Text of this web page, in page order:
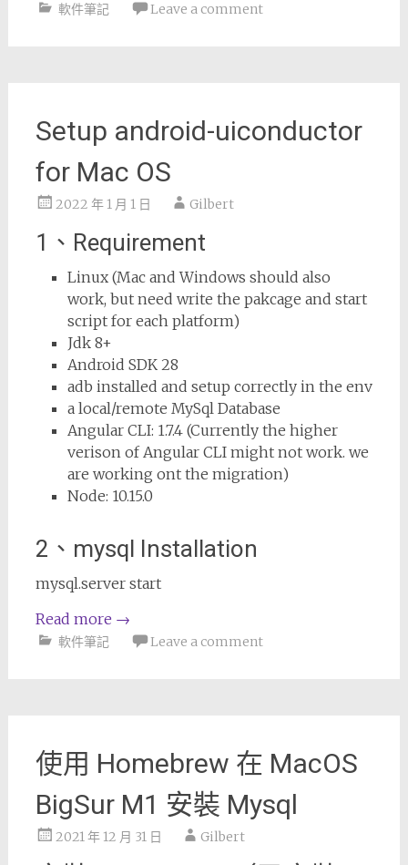
軟件筆記 Leave a comment
Setup android-uiconductor
for Mac OS
2022 年 1 月 1 日 Gilbert
1、Requirement
Linux (Mac and Windows should also
work, but need write the pakcage and start
script for each platform)
Jdk 8+
Android SDK 28
adb installed and setup correctly in the env
a local/remote MySql Database
Angular CLI: 1.7.4 (Currently the higher
verison of Angular CLI might not work. we
are working ont the migration)
Node: 10.15.0
2、mysql Installation
mysql.server start
Read more →
軟件筆記 Leave a comment
使用 Homebrew 在 MacOS
BigSur M1 安裝 Mysql
2021 年 12 月 31 日 Gilbert